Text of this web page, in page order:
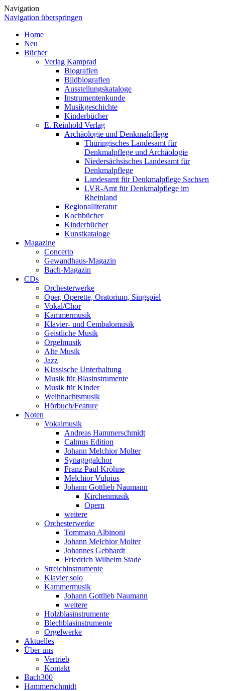
Navigation
Navigation überspringen
Home
Neu
Bücher
Verlag Kamprad
Biografien
Bildbiografien
Ausstellungskataloge
Instrumentenkunde
Musikgeschichte
Kinderbücher
E. Reinhold Verlag
Archäologie und Denkmalpflege
Thüringisches Landesamt für
Denkmalpflege und Archäologie
Niedersächsisches Landesamt für
Denkmalpflege
Landesamt für Denkmalpflege Sachsen
LVR-Amt für Denkmalpflege im
Rheinland
Regionalliteratur
Kochbücher
Kinderbücher
Kunstkataloge
Magazine
Concerto
Gewandhaus-Magazin
Bach-Magazin
CDs
Orchesterwerke
Oper, Operette, Oratorium, Singspiel
Vokal/Chor
Kammermusik
Klavier- und Cembalomusik
Geistliche Musik
Orgelmusik
Alte Musik
Jazz
Klassische Unterhaltung
Musik für Blasinstrumente
Musik für Kinder
Weihnachtsmusik
Hörbuch/Feature
Noten
Vokalmusik
Andreas Hammerschmidt
Calmus Edition
Johann Melchior Molter
Synagogalchor
Franz Paul Kröhne
Melchior Vulpius
Johann Gottlieb Naumann
Kirchenmusik
Opern
weitere
Orchesterwerke
Tommaso Albinoni
Johann Melchior Molter
Johannes Gebhardt
Friedrich Wilhelm Stade
Streichinstrumente
Klavier solo
Kammermusik
Johann Gottlieb Naumann
weitere
Holzblasinstrumente
Blechblasinstrumente
Orgelwerke
Aktuelles
Über uns
Vertrieb
Kontakt
Bach300
Hammerschmidt